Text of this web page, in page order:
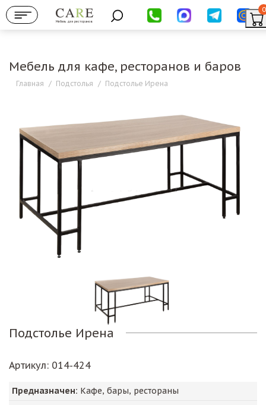
Мебель для ресторанов
0
Мебель для кафе, ресторанов и баров
Главная / Подстолья / Подстолье Ирена
Подстолье Ирена
Артикул: 014-424
Предназначен: Кафе, бары, рестораны